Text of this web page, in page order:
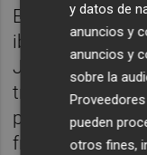
En la categoría
ibérico, los
Jose Joao
triunfos, con
para Oliveira.
francés, David
y datos de
anuncios y
anuncios y
sobre la
pueden
otros fines,